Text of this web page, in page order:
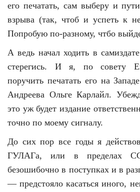
его печатать, сам выберу и
взрыва (так, чтоб и успеть к
Попробую по-разному, чтбо
А ведь начал ходить в
стерегись. И я, по совету
поручить печатать его на
Андреева Ольге Карлайл.
это уж будет издание
точно по моему сигналу.
До сих пор все годы я
ГУЛАГа, или в пределах
безошибочно в поступках и в
— предстояло касаться иного,